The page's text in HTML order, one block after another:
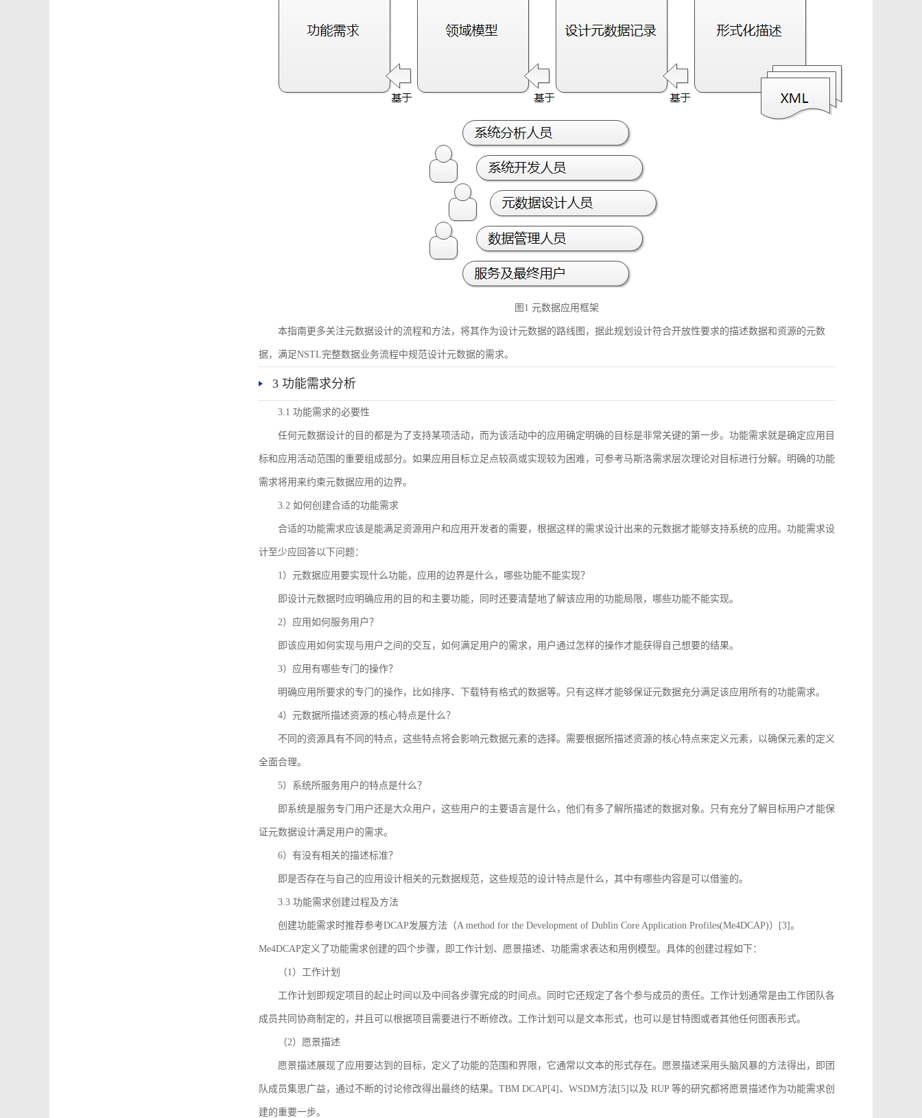
图1 元数据应用框架
本指南更多关注元数据设计的流程和方法，将其作为设计元数据的路线图，据此规划设计符合开放性要求的描述数据和资源的元数
据，满足NSTL完整数据业务流程中规范设计元数据的需求。
3 功能需求分析
3.1 功能需求的必要性
任何元数据设计的目的都是为了支持某项活动，而为该活动中的应用确定明确的目标是非常关键的第一步。功能需求就是确定应用目
标和应用活动范围的重要组成部分。如果应用目标立足点较高或实现较为困难，可参考马斯洛需求层次理论对目标进行分解。明确的功能
需求将用来约束元数据应用的边界。
3.2 如何创建合适的功能需求
合适的功能需求应该是能满足资源用户和应用开发者的需要，根据这样的需求设计出来的元数据才能够支持系统的应用。功能需求设
计至少应回答以下问题：
1）元数据应用要实现什么功能，应用的边界是什么，哪些功能不能实现？
即设计元数据时应明确应用的目的和主要功能，同时还要清楚地了解该应用的功能局限，哪些功能不能实现。
2）应用如何服务用户？
即该应用如何实现与用户之间的交互，如何满足用户的需求，用户通过怎样的操作才能获得自己想要的结果。
3）应用有哪些专门的操作？
明确应用所要求的专门的操作，比如排序、下载特有格式的数据等。只有这样才能够保证元数据充分满足该应用所有的功能需求。
4）元数据所描述资源的核心特点是什么？
不同的资源具有不同的特点，这些特点将会影响元数据元素的选择。需要根据所描述资源的核心特点来定义元素，以确保元素的定义
全面合理。
5）系统所服务用户的特点是什么？
即系统是服务专门用户还是大众用户，这些用户的主要语言是什么，他们有多了解所描述的数据对象。只有充分了解目标用户才能保
证元数据设计满足用户的需求。
6）有没有相关的描述标准？
即是否存在与自己的应用设计相关的元数据规范，这些规范的设计特点是什么，其中有哪些内容是可以借鉴的。
3.3 功能需求创建过程及方法
创建功能需求时推荐参考DCAP发展方法（A method for the Development of Dublin Core Application Profiles(Me4DCAP)）[3]。
Me4DCAP定义了功能需求创建的四个步骤，即工作计划、愿景描述、功能需求表达和用例模型。具体的创建过程如下：
（1）工作计划
工作计划即规定项目的起止时间以及中间各步骤完成的时间点。同时它还规定了各个参与成员的责任。工作计划通常是由工作团队各
成员共同协商制定的，并且可以根据项目需要进行不断修改。工作计划可以是文本形式，也可以是甘特图或者其他任何图表形式。
（2）愿景描述
愿景描述展现了应用要达到的目标，定义了功能的范围和界限，它通常以文本的形式存在。愿景描述采用头脑风暴的方法得出，即团
队成员集思广益，通过不断的讨论修改得出最终的结果。TBM DCAP[4]、WSDM方法[5]以及 RUP 等的研究都将愿景描述作为功能需求创
建的重要一步。